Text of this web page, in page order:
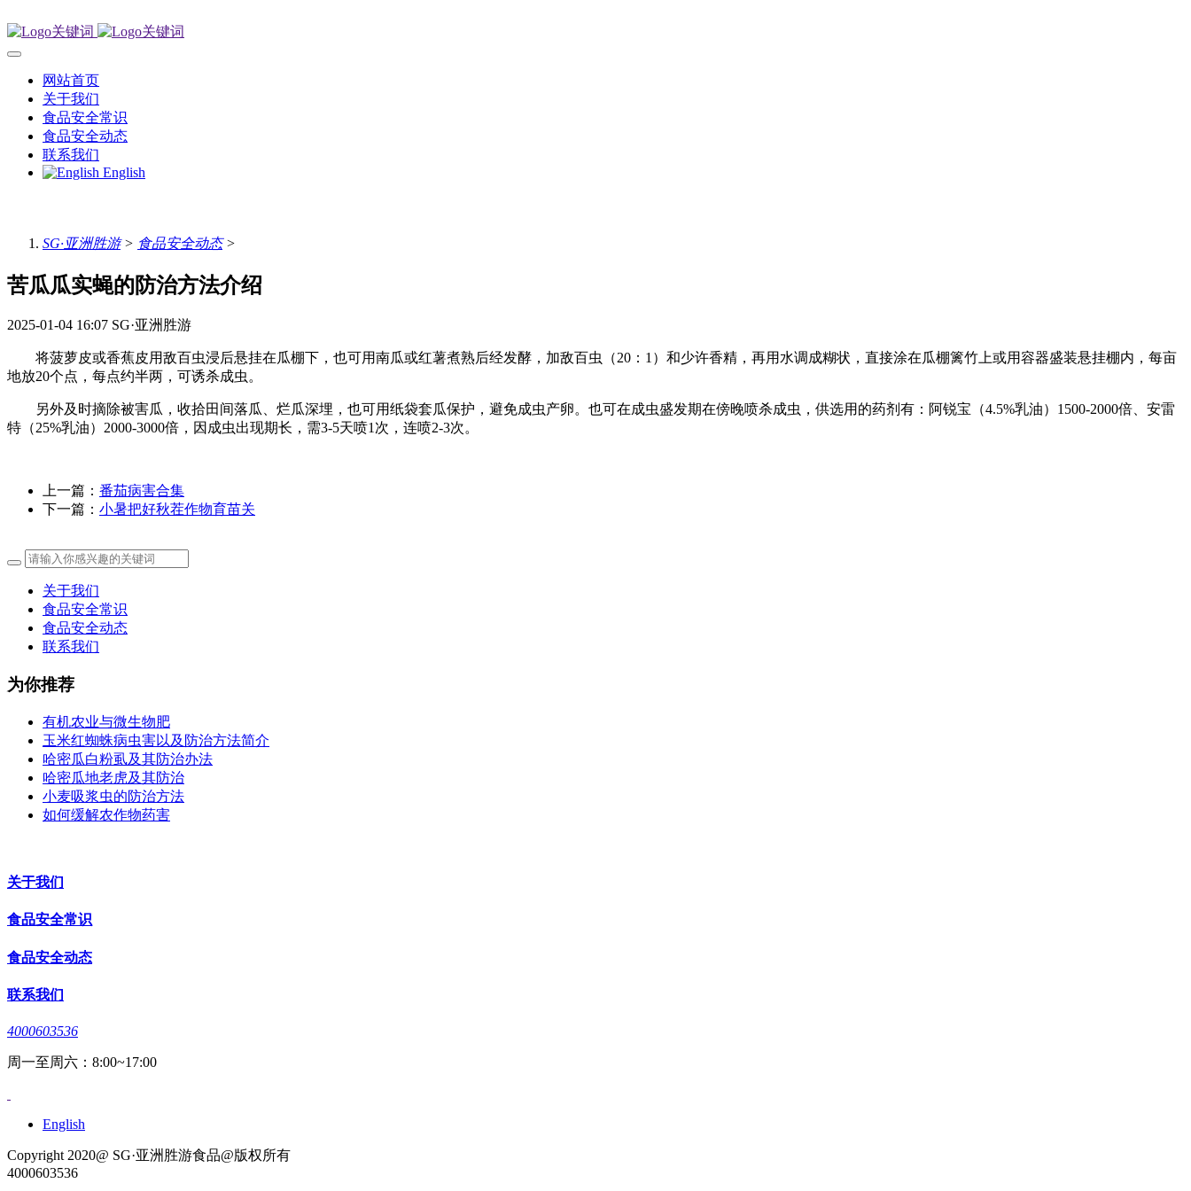
网站首页
关于我们
食品安全常识
食品安全动态
联系我们
English
SG·亚洲胜游> 食品安全动态>
苦瓜瓜实蝇的防治方法介绍
2025-01-04 16:07 SG·亚洲胜游
将菠萝皮或香蕉皮用敌百虫浸后悬挂在瓜棚下，也可用南瓜或红薯煮熟后经发酵，加敌百虫（20：1）和少许香精，再用水调成糊状，直接涂在瓜棚篱竹上或用容器盛装悬挂棚内，每亩
地放20个点，每点约半两，可诱杀成虫。
另外及时摘除被害瓜，收拾田间落瓜、烂瓜深埋，也可用纸袋套瓜保护，避免成虫产卵。也可在成虫盛发期在傍晚喷杀成虫，供选用的药剂有：阿锐宝（4.5%乳油）1500-2000倍、安雷
特（25%乳油）2000-3000倍，因成虫出现期长，需3-5天喷1次，连喷2-3次。
上一篇： 番茄病害合集
下一篇： 小暑把好秋茬作物育苗关
关于我们
食品安全常识
食品安全动态
联系我们
为你推荐
有机农业与微生物肥
玉米红蜘蛛病虫害以及防治方法简介
哈密瓜白粉虱及其防治办法
哈密瓜地老虎及其防治
小麦吸浆虫的防治方法
如何缓解农作物药害
关于我们
食品安全常识
食品安全动态
联系我们
4000603536
周一至周六：8:00~17:00
English
Copyright 2020@ SG·亚洲胜游食品@版权所有
4000603536